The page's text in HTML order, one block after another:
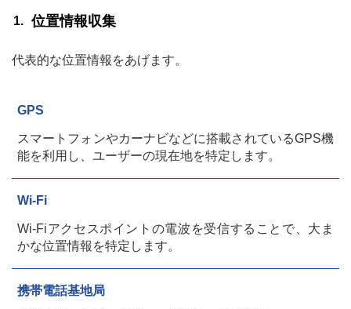
位置情報収集
代表的な位置情報をあげます。
GPS
スマートフォンやカーナビなどに搭載されているGPS機
能を利用し、ユーザーの現在地を特定します。
Wi-Fi
Wi-Fiアクセスポイントの電波を受信することで、大ま
かな位置情報を特定します。
携帯電話基地局